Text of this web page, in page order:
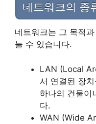
네트워크의 종
네트워크는 그 목적
눌 수 있습니다.
LAN (Local
서 연결된 장
하나의 건물이
다.
WAN (Wide